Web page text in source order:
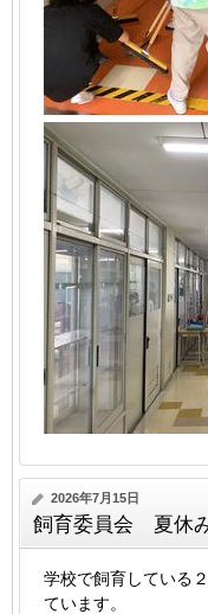
2026年7月15日
飼育委員会 夏休
学校で飼育している
ています。